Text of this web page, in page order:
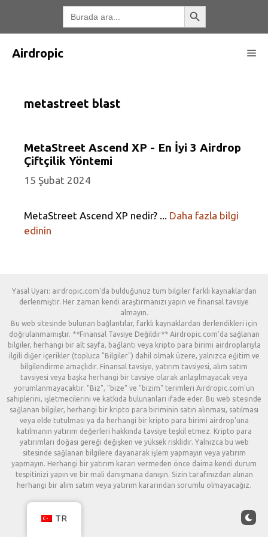
Arayın: Arama Düğmesi
Airdropic
metastreet blast
MetaStreet Ascend XP - En İyi 3 Airdrop
Çiftçilik Yöntemi
15 Şubat 2024
MetaStreet Ascend XP nedir? ... Daha fazla bilgi
edinin
Yasal Uyarı: airdropic.com'da bulduğunuz tüm bilgiler farklı kaynaklardan
derlenmiştir. Her zaman kendi araştırmanızı yapın ve finansal tavsiye
almayın.
Bu web sitesinde bulunan bağlantılar, farklı kaynaklardan derlendikleri için
doğrulanmamıştır. **Finansal Tavsiye Değildir** Airdropic.com'da sağlanan
bilgiler, herhangi bir alt sayfa, bağlantı veya kripto para birimi airdroplarıyla
ilgili diğer içerikler (topluca "Bilgiler") dahil olmak üzere, yalnızca eğitim ve
bilgilendirme amaçlıdır. Finansal tavsiye, yatırım tavsiyesi, alım satım
tavsiyesi veya başka herhangi bir tavsiye olarak anlaşılmayacak veya
yorumlanmayacaktır. "Biz", "bize" ve "bizim" terimleri Airdropic.com'un
sahiplerini, işletmecilerini ve katkıda bulunanları ifade eder. Bu web sitesinde
sağlanan bilgiler, herhangi bir kripto para biriminin satın alınması, satılması
veya elde tutulması ya da herhangi bir kripto para birimi airdrop'una
katılmanın yatırım değerleri hakkında tavsiye teşkil etmez. Kripto para
yatırımları doğası gereği değişken ve yüksek risklidir. Yalnızca bu web
sitesinde sağlanan bilgilere dayanarak işlem yapmayın veya yatırım
yapmayın. Herhangi bir yatırım kararı vermeden önce daima kendi durum
tespitinizi yapın ve bir mali danışmana danışın. Sizin tarafınızdan alınan
herhangi bir alım satım veya yatırım kararından sorumlu olmayacağız.
TR